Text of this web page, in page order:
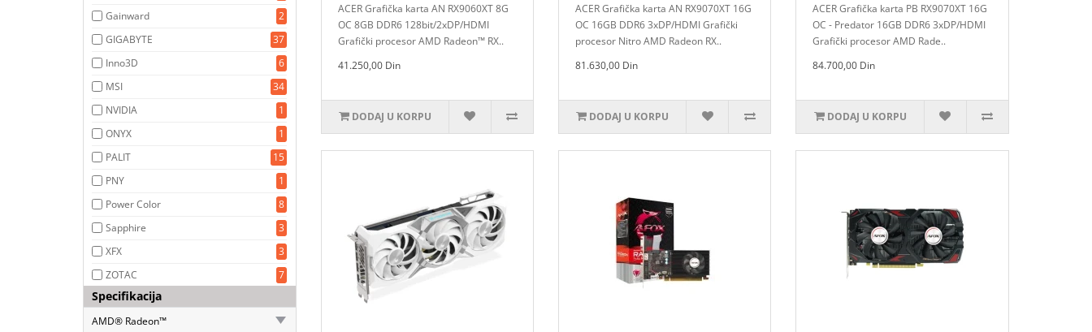
Gainward
2
GIGABYTE
37
Inno3D
6
MSI
34
NVIDIA
1
ONYX
1
PALIT
15
PNY
1
Power Color
8
Sapphire
3
XFX
3
ZOTAC
7
Specifikacija
AMD® Radeon™
ACER Grafička karta AN RX9060XT 8G
OC 8GB DDR6 128bit/2xDP/HDMI
Grafički procesor AMD Radeon™ RX..
41.250,00 Din
DODAJ U KORPU
ACER Grafička karta AN RX9070XT 16G
OC 16GB DDR6 3xDP/HDMI Grafički
procesor Nitro AMD Radeon RX..
81.630,00 Din
DODAJ U KORPU
ACER Grafička karta PB RX9070XT 16G
OC - Predator 16GB DDR6 3xDP/HDMI
Grafički procesor AMD Rade..
84.700,00 Din
DODAJ U KORPU